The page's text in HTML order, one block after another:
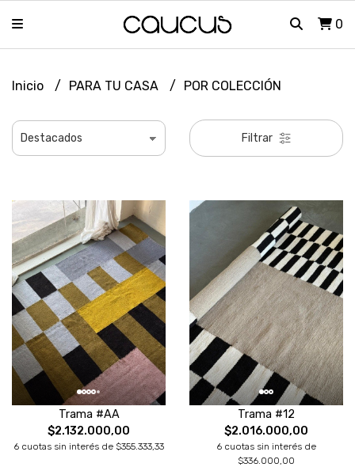
0
Inicio PARA TU CASA POR COLECCIÓN
Filtrar
Trama #AA
$2.132.000,00
6 cuotas sin interés de $355.333,33
Trama #12
$2.016.000,00
6 cuotas sin interés de
$336.000,00